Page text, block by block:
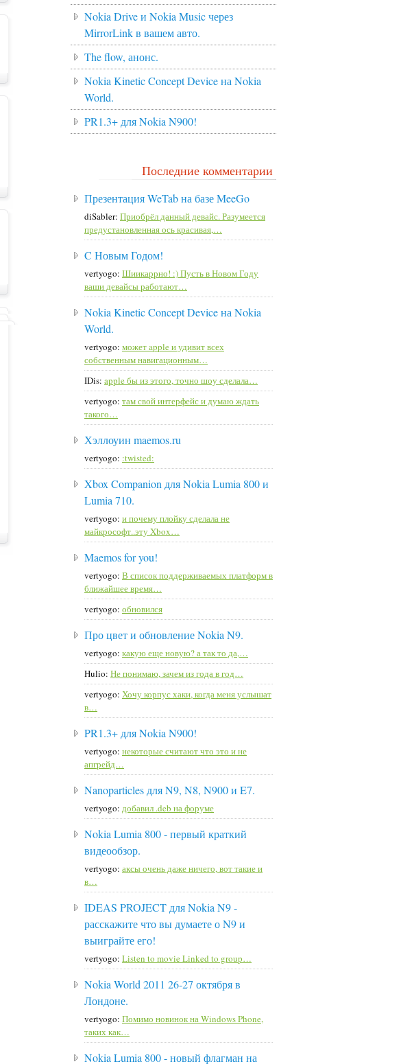
Nokia Drive и Nokia Music через
MirrorLink в вашем авто.
The flow, анонс.
Nokia Kinetic Concept Device на Nokia
World.
PR1.3+ для Nokia N900!
Последние комментарии
Презентация WeTab на базе MeeGo
diSabler: Приобрёл данный девайс. Разумеется
предустановленная ось красивая,…
C Новым Годом!
vertyogo: Шиикаррно! :) Пусть в Новом Году
ваши девайсы работают…
Nokia Kinetic Concept Device на Nokia
World.
vertyogo: может apple и удивит всех
собственным навигационным…
IDis: apple бы из этого, точно шоу сделала…
vertyogo: там свой интерфейс и думаю ждать
такого…
Хэллоуин maemos.ru
vertyogo: :twisted:
Xbox Companion для Nokia Lumia 800 и
Lumia 710.
vertyogo: и почему плойку сделала не
майкрософт..эту Xbox…
Maemos for you!
vertyogo: В список поддерживаемых платформ в
ближайшее время…
vertyogo: обновился
Про цвет и обновление Nokia N9.
vertyogo: какую еще новую? а так то да,…
Hulio: Не понимаю, зачем из года в год…
vertyogo: Хочу корпус хаки, когда меня услышат
в…
PR1.3+ для Nokia N900!
vertyogo: некоторые считают что это и не
апгрейд…
Nanoparticles для N9, N8, N900 и E7.
vertyogo: добавил .deb на форуме
Nokia Lumia 800 - первый краткий
видеообзор.
vertyogo: аксы очень даже ничего, вот такие и
в…
IDEAS PROJECT для Nokia N9 -
расскажите что вы думаете о N9 и
выиграйте его!
vertyogo: Listen to movie Linked to group…
Nokia World 2011 26-27 октября в
Лондоне.
vertyogo: Помимо новинок на Windows Phone,
таких как…
Nokia Lumia 800 - новый флагман на